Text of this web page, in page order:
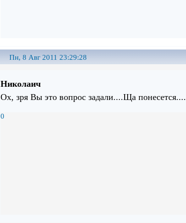
Пн, 8 Авг 2011 23:29:28
Николаич
Ох, зря Вы это вопрос задали....Ща понесется....
0